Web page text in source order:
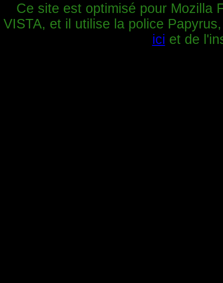
Ce site est optimisé pour Mozilla
VISTA, et il utilise la police
ici et de